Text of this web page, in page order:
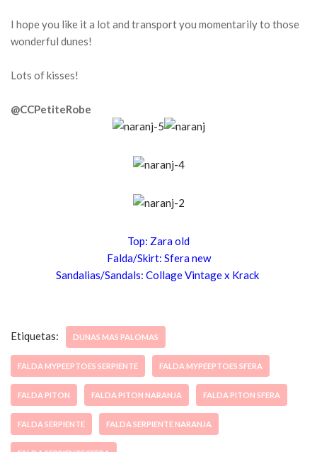
I hope you like it a lot and transport you momentarily to those
wonderful dunes!
Lots of kisses!
@CCPetiteRobe
Top: Zara old
Falda/Skirt: Sfera new
Sandalias/Sandals: CollageVintage x Krack
Etiquetas: DUNAS MAS PALOMAS
FALDA MYPEEPTOES SERPIENTE FALDA MYPEEPTOES SFERA
FALDA PITON FALDA PITON NARANJA FALDA PITON SFERA
FALDA SERPIENTE FALDA SERPIENTE NARANJA